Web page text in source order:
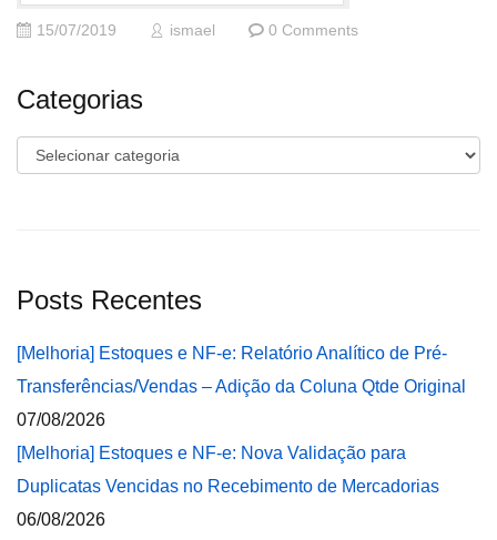
15/07/2019 ismael 0 Comments
Categorias
Categorias
Posts Recentes
[Melhoria] Estoques e NF-e: Relatório Analítico de Pré-
Transferências/Vendas – Adição da Coluna Qtde Original
07/08/2026
[Melhoria] Estoques e NF-e: Nova Validação para
Duplicatas Vencidas no Recebimento de Mercadorias
06/08/2026